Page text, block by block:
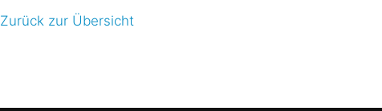
Zurück zur Übersicht